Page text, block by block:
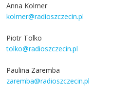
Anna Kolmer
kolmer@radioszczecin.pl
Piotr Tolko
tolko@radioszczecin.pl
Paulina Zaremba
zaremba@radioszczecin.pl